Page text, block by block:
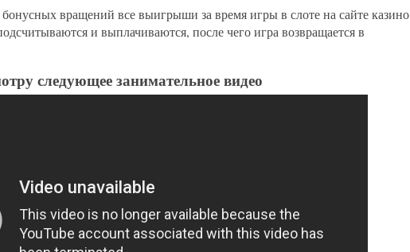
вращений все выигрыши за время игры в слоте на сайте казино
и выплачиваются, после чего игра возвращается в
следующее занимательное видео